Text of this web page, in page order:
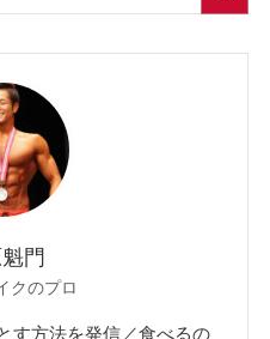
門
クのプロ
す方法を発信／食べるの